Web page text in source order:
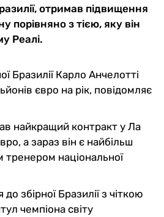
отримав підвищення
порівняно з тією, яку він
Реалі.
Бразилії Карло Анчелотті
євро на рік, повідомляє
найкращий контракт у Ла
а зараз він є найбільш
національної
збірної Бразилії з чіткою
чемпіона світу